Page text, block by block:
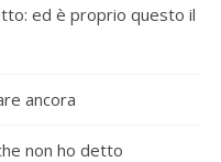
ed è proprio questo il
ancora
non ho detto